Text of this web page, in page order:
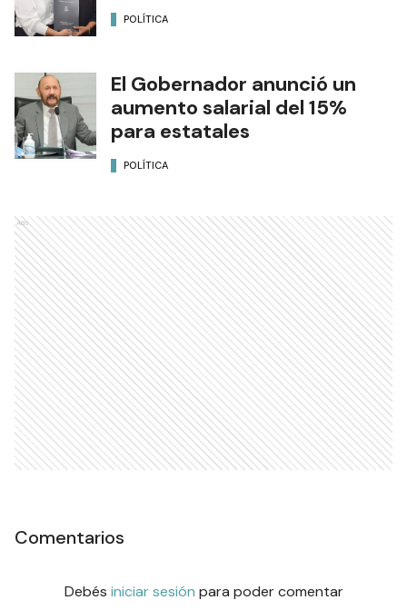
POLÍTICA
El Gobernador anunció un
aumento salarial del 15%
para estatales
POLÍTICA
Ads
Comentarios
Debés iniciar sesión para poder comentar